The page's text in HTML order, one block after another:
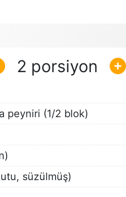
2
peyniri (1/2 blok)
süzülmüş)